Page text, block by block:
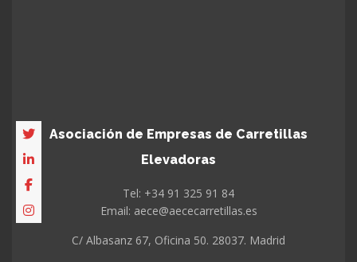
Asociación de Empresas de Carretillas
Elevadoras
Tel: +34 91 325 91 84
Email: aece@aececarretillas.es
C/ Albasanz 67, Oficina 50. 28037. Madrid